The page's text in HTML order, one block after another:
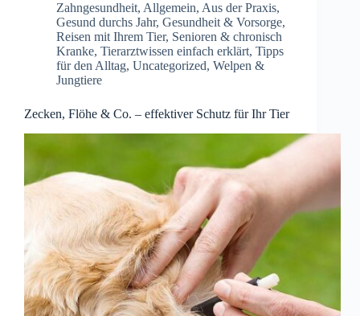
Zahngesundheit, Allgemein, Aus der Praxis,
Gesund durchs Jahr, Gesundheit & Vorsorge,
Reisen mit Ihrem Tier, Senioren & chronisch
Kranke, Tierarztwissen einfach erklärt, Tipps
für den Alltag, Uncategorized, Welpen &
Jungtiere
Zecken, Flöhe & Co. – effektiver Schutz für Ihr Tier